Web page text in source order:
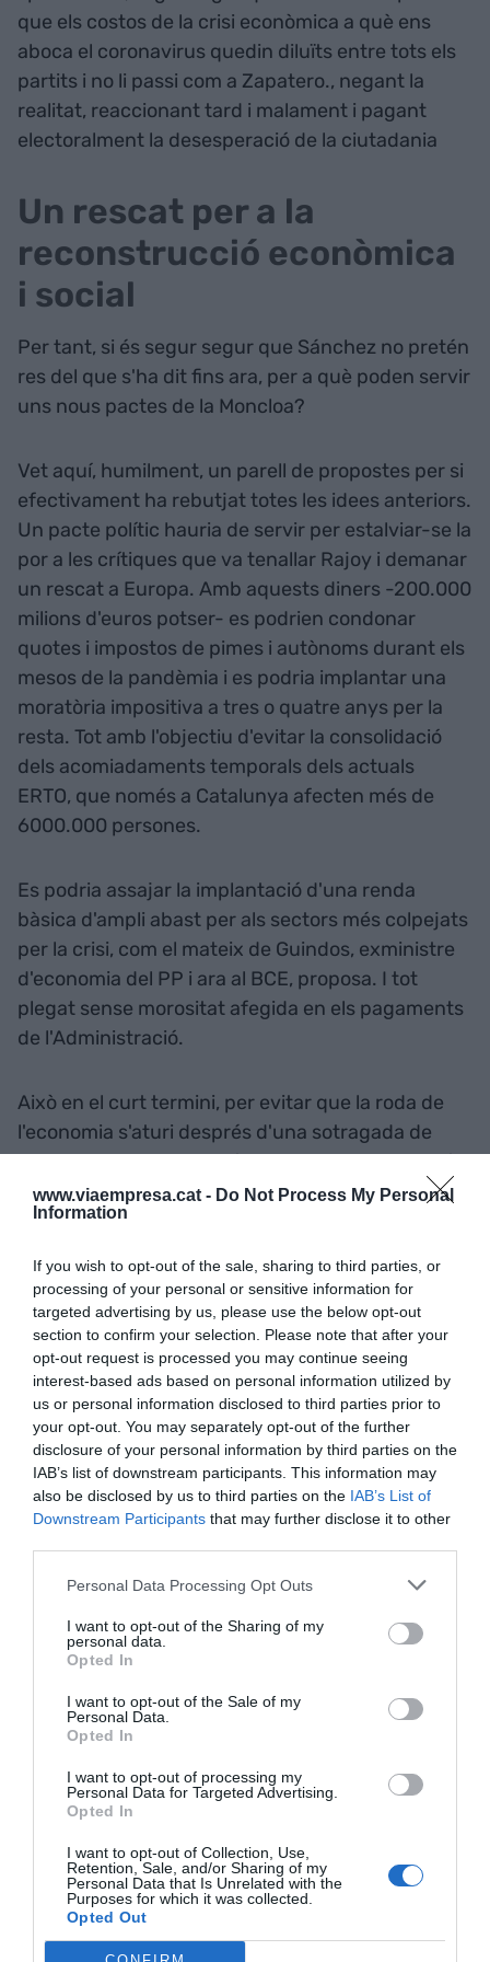
www.viaempresa.cat - Do Not Process My Personal
Information
If you wish to opt-out of the sale, sharing to third parties, or
processing of your personal or sensitive information for
targeted advertising by us, please use the below opt-out
section to confirm your selection. Please note that after your
opt-out request is processed you may continue seeing
interest-based ads based on personal information utilized by
us or personal information disclosed to third parties prior to
your opt-out. You may separately opt-out of the further
disclosure of your personal information by third parties on the
IAB’s list of downstream participants. This information may
also be disclosed by us to third parties on the IAB’s List of
Downstream Participants that may further disclose it to other
Personal Data Processing Opt Outs
I want to opt-out of the Sharing of my
personal data.
Opted In
I want to opt-out of the Sale of my
Personal Data.
Opted In
I want to opt-out of processing my
Personal Data for Targeted Advertising.
Opted In
I want to opt-out of Collection, Use,
Retention, Sale, and/or Sharing of my
Personal Data that Is Unrelated with the
Purposes for which it was collected.
Opted Out
que els costos de la crisi econòmica a què ens
aboca el coronavirus quedin diluïts entre tots els
partits i no li passi com a Zapatero., negant la
realitat, reaccionant tard i malament i pagant
electoralment la desesperació de la ciutadania
Un rescat per a la
reconstrucció econòmica
i social
Per tant, si és segur segur que Sánchez no pretén
res del que s'ha dit fins ara, per a què poden servir
uns nous pactes de la Moncloa?
Vet aquí, humilment, un parell de propostes per si
efectivament ha rebutjat totes les idees anteriors.
Un pacte polític hauria de servir per estalviar-se la
por a les crítiques que va tenallar Rajoy i demanar
un rescat a Europa. Amb aquests diners -200.000
milions d'euros potser- es podrien condonar
quotes i impostos de pimes i autònoms durant els
mesos de la pandèmia i es podria implantar una
moratòria impositiva a tres o quatre anys per la
resta. Tot amb l'objectiu d'evitar la consolidació
dels acomiadaments temporals dels actuals
ERTO, que només a Catalunya afecten més de
6000.000 persones.
Es podria assajar la implantació d'una renda
bàsica d'ampli abast per als sectors més colpejats
per la crisi, com el mateix de Guindos, exministre
d'economia del PP i ara al BCE, proposa. I tot
plegat sense morositat afegida en els pagaments
de l'Administració.
Això en el curt termini, per evitar que la roda de
l'economia s'aturi després d'una sotragada de
mesos i prestant atenció especial als sectors més
afectats per la pandèmia: comerç turisme,
restauració, mitjans de comunicació -com ja s'ha
serveis personals.
"Es podria assajar la
implantació d'una renda
bàsica d'ampli abast per als
sectors més colpejats per la
crisi, com el mateix de
Guindos, exministre
d'economia del PP i ara al
BCE, proposa"
Aquests recursos també haurien de servir per
finançar el sobreesforç realitzat en matèria
dimensions ara assolides en tractaments
intensius, redimensionar el sector de forma
adequada. Haurien de servir també per reforçar el
pas que tantes empreses i serveis han donat,
alguns d'ells molt improvisadament, al teletreball.
Incloent-hi l'educació.